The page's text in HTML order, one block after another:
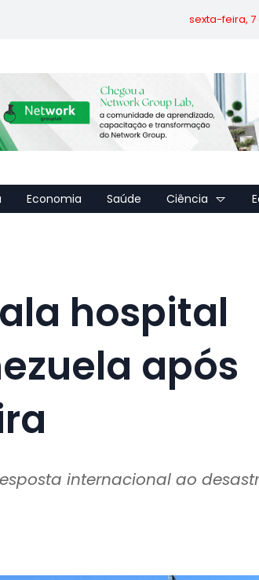
sexta-feira, 7
Economia Saúde Ciência
hospital
após
internacional ao